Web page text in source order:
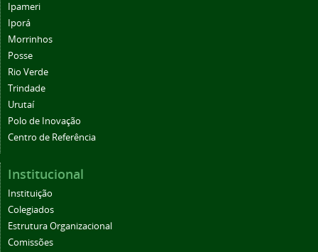
Ipameri
Iporá
Morrinhos
Posse
Rio Verde
Trindade
Urutaí
Polo de Inovação
Centro de Referência
Institucional
Instituição
Colegiados
Estrutura Organizacional
Comissões